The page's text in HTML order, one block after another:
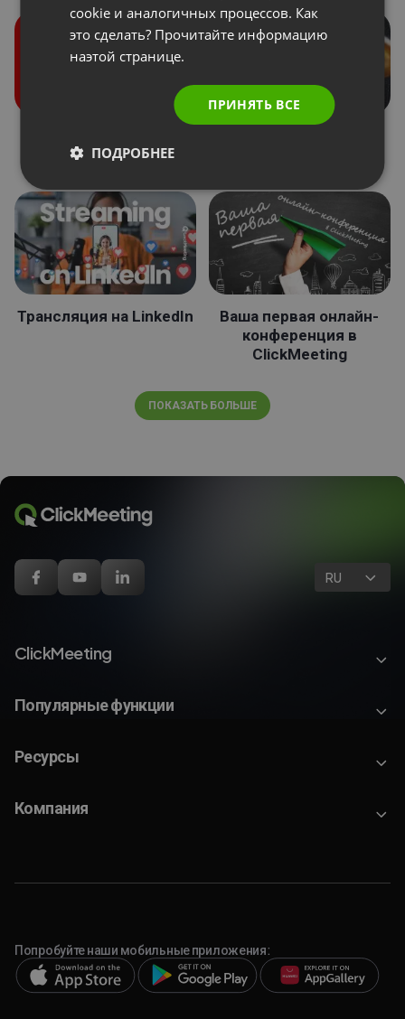
мероприятия
Трансляция на LinkedIn
Ваша первая онлайн-
конференция в
ClickMeeting
ПОКАЗАТЬ БОЛЬШЕ
RU
ClickMeeting
Популярные функции
Ресурсы
Компания
Попробуйте наши мобильные приложения:
cookie и аналогичных процессов. Как
это сделать? Прочитайте информацию
наэтой странице.
ПРИНЯТЬ ВСЕ
ПОДРОБНЕЕ